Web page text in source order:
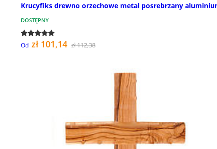
Krucyfiks drewno orzechowe metal posrebrzany
DOSTĘPNY
Od zł 101,14 zł 112,38